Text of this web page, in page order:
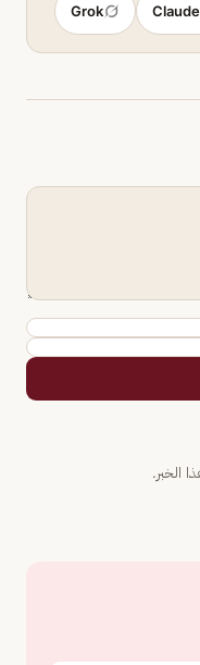
Claude
Grok
الخبر.